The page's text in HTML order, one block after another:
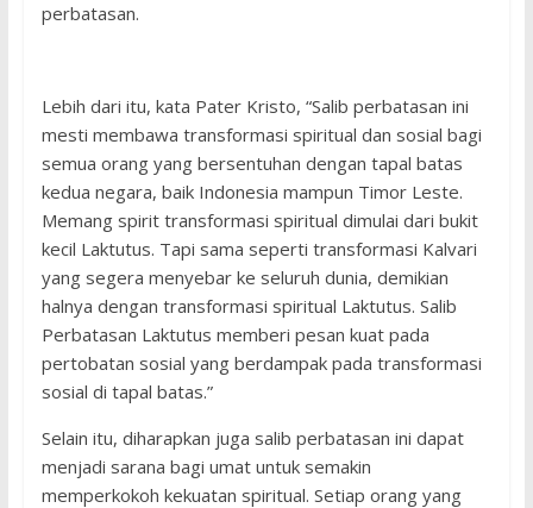
perbatasan.
Lebih dari itu, kata Pater Kristo, “Salib perbatasan ini
mesti membawa transformasi spiritual dan sosial bagi
semua orang yang bersentuhan dengan tapal batas
kedua negara, baik Indonesia mampun Timor Leste.
Memang spirit transformasi spiritual dimulai dari bukit
kecil Laktutus. Tapi sama seperti transformasi Kalvari
yang segera menyebar ke seluruh dunia, demikian
halnya dengan transformasi spiritual Laktutus. Salib
Perbatasan Laktutus memberi pesan kuat pada
pertobatan sosial yang berdampak pada transformasi
sosial di tapal batas.”
Selain itu, diharapkan juga salib perbatasan ini dapat
menjadi sarana bagi umat untuk semakin
memperkokoh kekuatan spiritual. Setiap orang yang